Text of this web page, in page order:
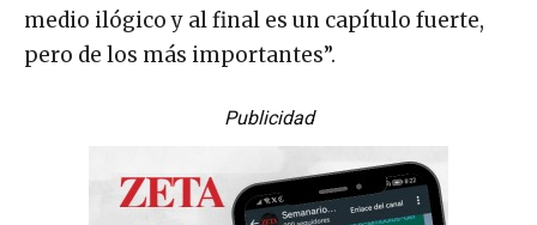
medio ilógico y al final es un capítulo fuerte,
pero de los más importantes”.
Publicidad